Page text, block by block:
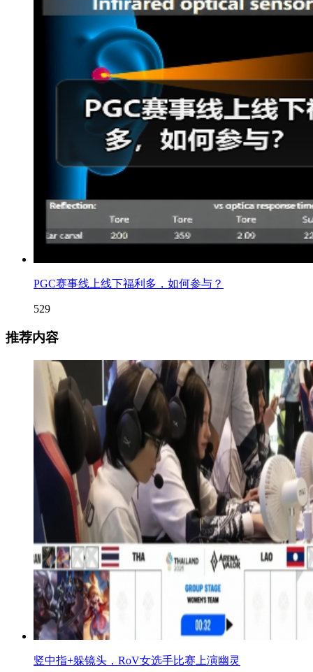
PGC赛事线上线下福利多，如何参与？
529
推荐内容
竖中指+躲镜头，RoV女选手比赛上演幽灵